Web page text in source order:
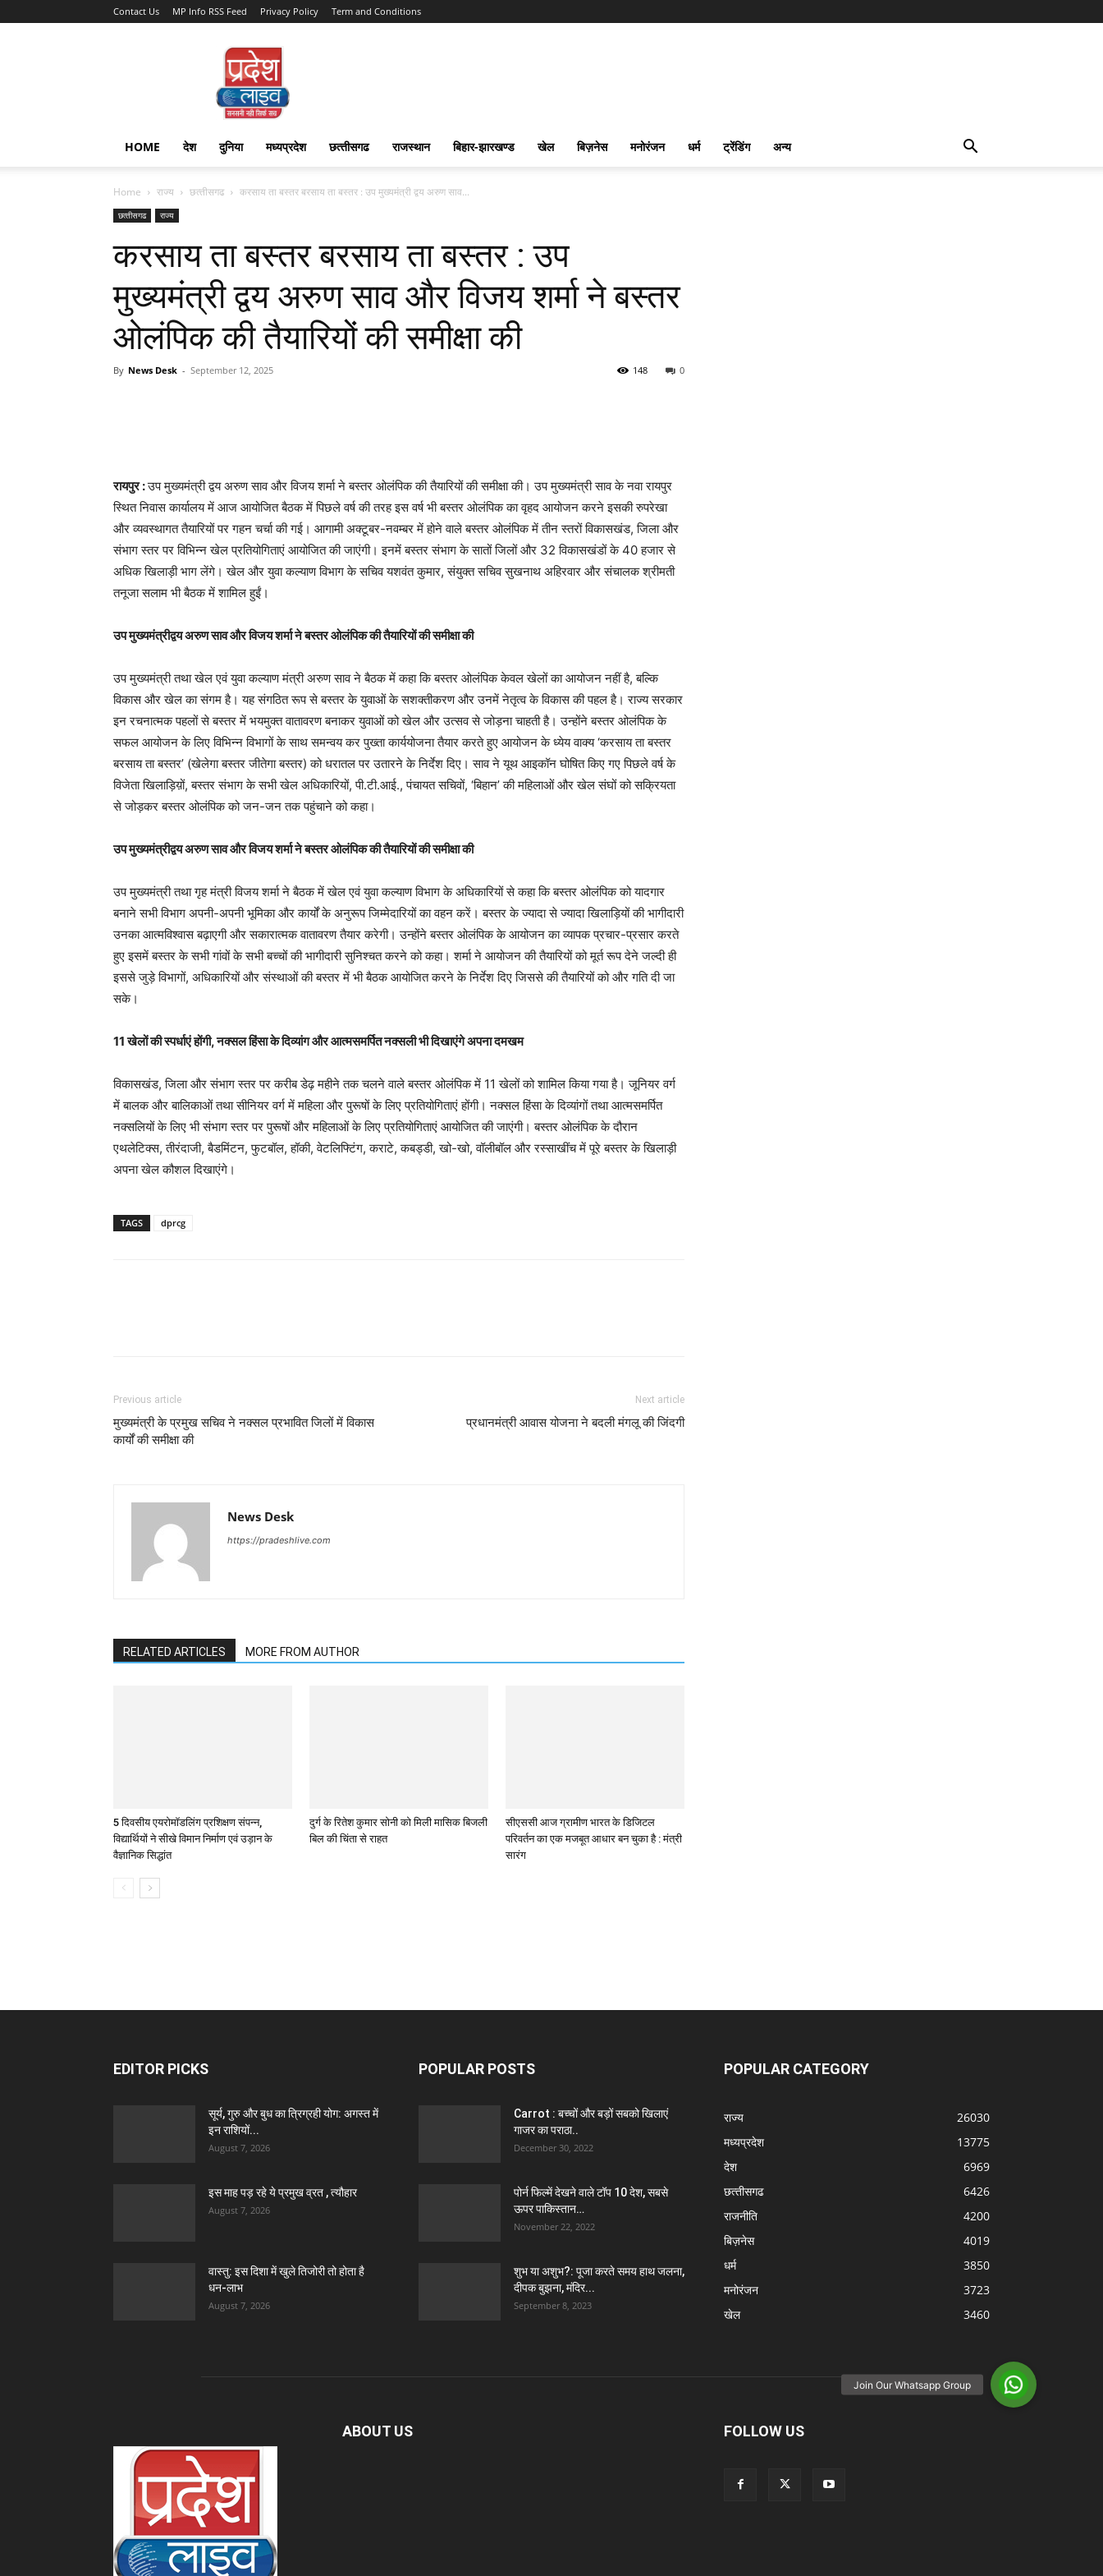
Contact Us MP Info RSS Feed Privacy Policy Term and Conditions
Pradesh
Live
HOME देश दुनिया मध्यप्रदेश छत्‍तीसगढ राजस्‍थान बिहार-झारखण्‍ड खेल बिज़नेस मनोरंजन धर्म ट्रेंडिंग अन्य
Home राज्‍य छत्‍तीसगढ करसाय ता बस्तर बरसाय ता बस्तर : उप मुख्यमंत्री द्वय अरुण साव...
छत्‍तीसगढ राज्‍य
करसाय ता बस्तर बरसाय ता बस्तर : उप
मुख्यमंत्री द्वय अरुण साव और विजय शर्मा ने बस्तर
ओलंपिक की तैयारियों की समीक्षा की
By News Desk - September 12, 2025 0
148
रायपुर :उप मुख्यमंत्री द्वय अरुण साव और विजय शर्मा ने बस्तर ओलंपिक की तैयारियों की समीक्षा की। उप मुख्यमंत्री साव के नवा रायपुर
स्थित निवास कार्यालय में आज आयोजित बैठक में पिछले वर्ष की तरह इस वर्ष भी बस्तर ओलंपिक का वृहद आयोजन करने इसकी रुपरेखा
और व्यवस्थागत तैयारियों पर गहन चर्चा की गई। आगामी अक्टूबर-नवम्बर में होने वाले बस्तर ओलंपिक में तीन स्तरों विकासखंड, जिला और
संभाग स्तर पर विभिन्न खेल प्रतियोगिताएं आयोजित की जाएंगी। इनमें बस्तर संभाग के सातों जिलों और 32 विकासखंडों के 40 हजार से
अधिक खिलाड़ी भाग लेंगे। खेल और युवा कल्याण विभाग के सचिव यशवंत कुमार, संयुक्त सचिव सुखनाथ अहिरवार और संचालक श्रीमती
तनूजा सलाम भी बैठक में शामिल हुईं।
उप मुख्यमंत्रीद्वय अरुण साव और विजय शर्मा ने बस्तर ओलंपिक की तैयारियों की समीक्षा की
उप मुख्यमंत्री तथा खेल एवं युवा कल्याण मंत्री अरुण साव ने बैठक में कहा कि बस्तर ओलंपिक केवल खेलों का आयोजन नहीं है, बल्कि
विकास और खेल का संगम है। यह संगठित रूप से बस्तर के युवाओं के सशक्तीकरण और उनमें नेतृत्व के विकास की पहल है। राज्य सरकार
इन रचनात्मक पहलों से बस्तर में भयमुक्त वातावरण बनाकर युवाओं को खेल और उत्सव से जोड़ना चाहती है। उन्होंने बस्तर ओलंपिक के
सफल आयोजन के लिए विभिन्न विभागों के साथ समन्वय कर पुख्ता कार्ययोजना तैयार करते हुए आयोजन के ध्येय वाक्य ‘करसाय ता बस्तर
बरसाय ता बस्तर’ (खेलेगा बस्तर जीतेगा बस्तर) को धरातल पर उतारने के निर्देश दिए। साव ने यूथ आइकॉन घोषित किए गए पिछले वर्ष के
विजेता खिलाड़िय़ों, बस्तर संभाग के सभी खेल अधिकारियों, पी.टी.आई., पंचायत सचिवों, ‘बिहान’ की महिलाओं और खेल संघों को सक्रियता
से जोड़कर बस्तर ओलंपिक को जन-जन तक पहुंचाने को कहा।
उप मुख्यमंत्रीद्वय अरुण साव और विजय शर्मा ने बस्तर ओलंपिक की तैयारियों की समीक्षा की
उप मुख्यमंत्री तथा गृह मंत्री विजय शर्मा ने बैठक में खेल एवं युवा कल्याण विभाग के अधिकारियों से कहा कि बस्तर ओलंपिक को यादगार
बनाने सभी विभाग अपनी-अपनी भूमिका और कार्यों के अनुरूप जिम्मेदारियों का वहन करें। बस्तर के ज्यादा से ज्यादा खिलाड़ियों की भागीदारी
उनका आत्मविश्वास बढ़ाएगी और सकारात्मक वातावरण तैयार करेगी। उन्होंने बस्तर ओलंपिक के आयोजन का व्यापक प्रचार-प्रसार करते
हुए इसमें बस्तर के सभी गांवों के सभी बच्चों की भागीदारी सुनिश्चत करने को कहा। शर्मा ने आयोजन की तैयारियों को मूर्त रूप देने जल्दी ही
इससे जुड़े विभागों, अधिकारियों और संस्थाओं की बस्तर में भी बैठक आयोजित करने के निर्देश दिए जिससे की तैयारियों को और गति दी जा
सके।
11 खेलों की स्पर्धाएं होंगी, नक्सल हिंसा के दिव्यांग और आत्मसमर्पित नक्सली भी दिखाएंगे अपना दमखम
विकासखंड, जिला और संभाग स्तर पर करीब डेढ़ महीने तक चलने वाले बस्तर ओलंपिक में 11 खेलों को शामिल किया गया है। जूनियर वर्ग
में बालक और बालिकाओं तथा सीनियर वर्ग में महिला और पुरूषों के लिए प्रतियोगिताएं होंगी। नक्सल हिंसा के दिव्यांगों तथा आत्मसमर्पित
नक्सलियों के लिए भी संभाग स्तर पर पुरूषों और महिलाओं के लिए प्रतियोगिताएं आयोजित की जाएंगी। बस्तर ओलंपिक के दौरान
एथलेटिक्स, तीरंदाजी, बैडमिंटन, फुटबॉल, हॉकी, वेटलिफ्टिंग, कराटे, कबड्डी, खो-खो, वॉलीबॉल और रस्साखींच में पूरे बस्तर के खिलाड़ी
अपना खेल कौशल दिखाएंगे।
TAGS dprcg
Previous article
मुख्यमंत्री के प्रमुख सचिव ने नक्सल प्रभावित जिलों में विकास
कार्यों की समीक्षा की
Next article
प्रधानमंत्री आवास योजना ने बदली मंगलू की जिंदगी
News Desk
https://pradeshlive.com
RELATED ARTICLES MORE FROM AUTHOR
5 दिवसीय एयरोमॉडलिंग प्रशिक्षण संपन्न,
विद्यार्थियों ने सीखे विमान निर्माण एवं उड़ान के
वैज्ञानिक सिद्धांत
दुर्ग के रितेश कुमार सोनी को मिली मासिक बिजली
बिल की चिंता से राहत
सीएससी आज ग्रामीण भारत के डिजिटल
परिवर्तन का एक मजबूत आधार बन चुका है : मंत्री
सारंग
EDITOR PICKS
सूर्य, गुरु और बुध का त्रिग्रही योग: अगस्त में
इन राशियों...
August 7, 2026
इस माह पड़ रहे ये प्रमुख व्रत , त्यौहार
August 7, 2026
वास्तु: इस दिशा में खुले तिजोरी तो होता है
धन-लाभ
August 7, 2026
POPULAR POSTS
Carrot : बच्चों और बड़ों सबको खिलाएं
गाजर का पराठा..
December 30, 2022
पोर्न फिल्में देखने वाले टॉप 10 देश, सबसे
ऊपर पाकिस्तान…
November 22, 2022
शुभ या अशुभ?: पूजा करते समय हाथ जलना,
दीपक बुझना, मंदिर...
September 8, 2023
POPULAR CATEGORY
राज्‍य
26030
मध्यप्रदेश
13775
देश
6969
छत्‍तीसगढ
6426
राजनीति
4200
बिज़नेस
4019
धर्म
3850
मनोरंजन
3723
खेल
3460
ABOUT US FOLLOW US